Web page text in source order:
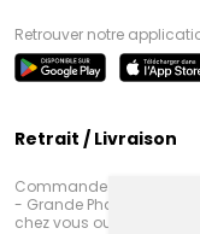
Retrouver notre
Retrait / Livraison
Commandez en ligne et
- Grande Pharmacie
chez vous ou en point